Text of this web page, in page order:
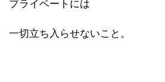
プライベートには
一切立ち入らせないこと。